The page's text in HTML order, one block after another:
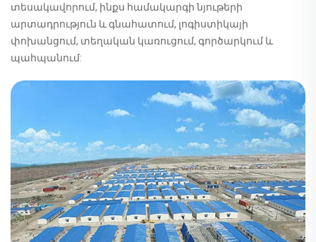
տեսակավորում, ինքս համակարգի նյութերի
արտադրություն և գնահատում, լոգիստիկայի
փոխանցում, տեղական կառուցում, գործարկում և
պահպանում: